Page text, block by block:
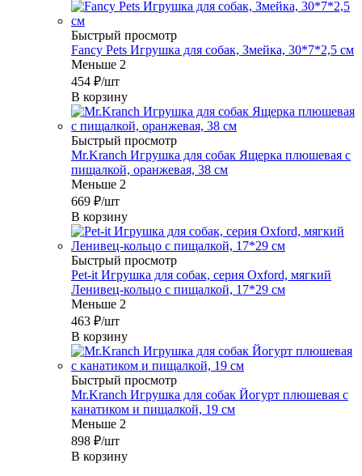
Быстрый просмотр
Fancy Pets Игрушка для собак, Змейка, 30*7*2,5 см
Меньше 2
454 ₽/шт
В корзину
Быстрый просмотр
Mr.Kranch Игрушка для собак Ящерка плюшевая с
пищалкой, оранжевая, 38 см
Меньше 2
669 ₽/шт
В корзину
Быстрый просмотр
Pet-it Игрушка для собак, серия Oxford, мягкий
Ленивец-кольцо с пищалкой, 17*29 см
Меньше 2
463 ₽/шт
В корзину
Быстрый просмотр
Mr.Kranch Игрушка для собак Йогурт плюшевая с
канатиком и пищалкой, 19 см
Меньше 2
898 ₽/шт
В корзину